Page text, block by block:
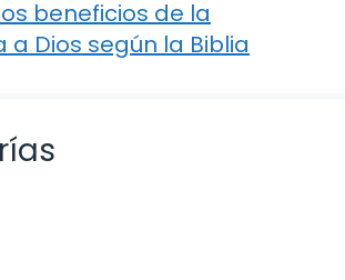
beneficios de la
a Dios según la Biblia